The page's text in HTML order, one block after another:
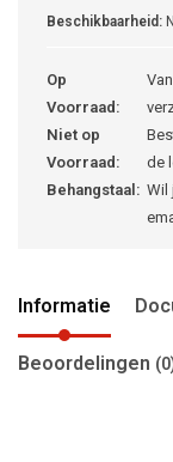
Beschikbaarheid:
Op
Voorraad:
Niet op
Voorraad:
de
Behangstaal: Wil
Informatie
Beoordelingen